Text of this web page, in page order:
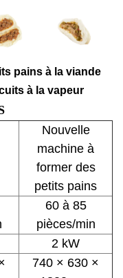
pains à la viande
à la vapeur
Nouvelle
machine à
former des
petits pains
60 à 85
pièces/min
2 kW
740 × 630 ×